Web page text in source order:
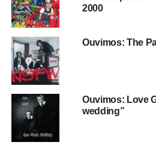
edição de “California” vale como
músicas e uma releitura acústica
“Quisemos fazer mais som e
Começamos com três ou quatro
com onze”, disse o baterista
publicado no New Musical
2000
Ouvimos: The
Ouvimos: Love
wedding”